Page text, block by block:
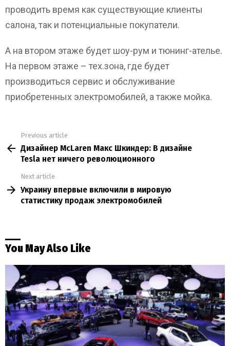
проводить время как существующие клиенты
салона, так и потенциальные покупатели.
А на втором этаже будет шоу-рум и тюнинг-ателье.
На первом этаже – тех.зона, где будет
производиться сервис и обслуживание
приобретенных электромобилей, а также мойка.
more
Previous article
Дизайнер McLaren Макс Шкиндер: В дизайне
Tesla нет ничего революционного
Next article
Украину впервые включили в мировую
статистику продаж электромобилей
You May Also Like